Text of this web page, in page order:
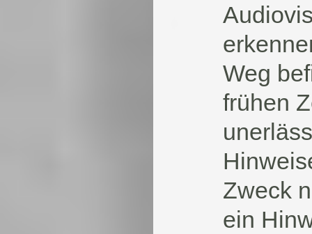
Weg
frühen
Zweck
ein